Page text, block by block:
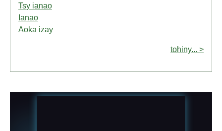
Tsy ianao
Ianao
Aoka izay
tohiny... >